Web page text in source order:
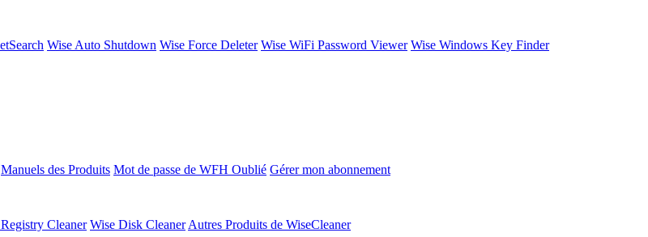
Wise Auto Shutdown Wise Force Deleter Wise WiFi Password Viewer Wise Windows Key Finder
Manuels des Produits Mot de passe de WFH Oublié Gérer mon abonnement
Cleaner Wise Disk Cleaner Autres Produits de WiseCleaner